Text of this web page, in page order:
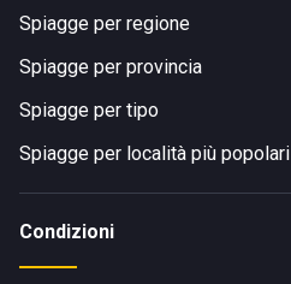
Spiagge per regione
Spiagge per provincia
Spiagge per tipo
Spiagge per località più popolari
Condizioni